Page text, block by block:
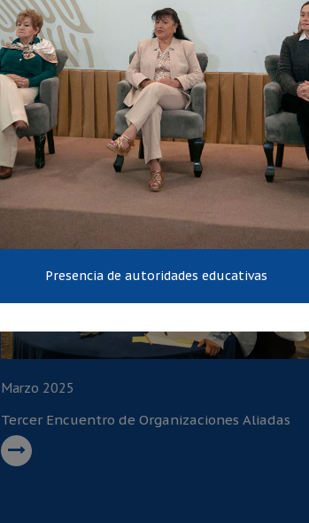
Julio 2025
Feria de Proyectos Transformadores en la
Preparatoria No. 94
Marzo 2025
Tercer Encuentro de Organizaciones Aliadas
Presencia de autoridades educativas